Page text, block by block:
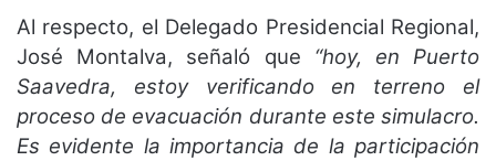
Al respecto, el Delegado Presidencial Regional,
José Montalva, señaló que “hoy, en Puerto
Saavedra, estoy verificando en terreno el
proceso de evacuación durante este simulacro.
Es evidente la importancia de la participación